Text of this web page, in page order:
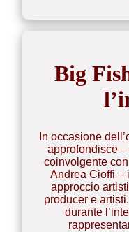
Big
In occasione
approfondisce
coinvolgente
Andrea Cioffi –
approccio
producer e
durante